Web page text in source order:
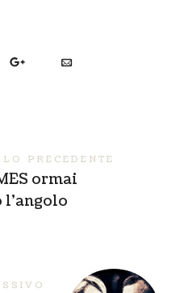
PRECEDENTE
ormai